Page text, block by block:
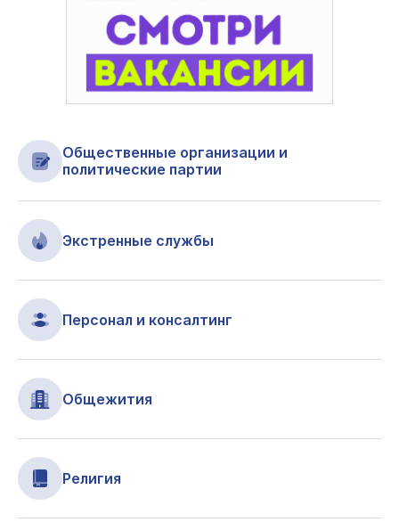
Общественные организации и
политические партии
Экстренные службы
Персонал и консалтинг
Общежития
Религия